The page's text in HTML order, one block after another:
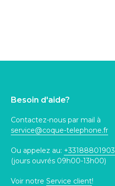
Besoin d'aide?
Contactez-nous par mail à
service@coque-telephone.fr
Ou appelez au: +33188801903
(jours ouvrés 09h00-13h00)
Voir notre Service client!